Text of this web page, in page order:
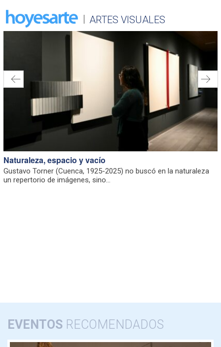
ARTES VISUALES
Naturaleza, espacio y vacío
Gustavo Torner (Cuenca, 1925-2025) no buscó en la naturaleza
un repertorio de imágenes, sino...
EVENTOS RECOMENDADOS